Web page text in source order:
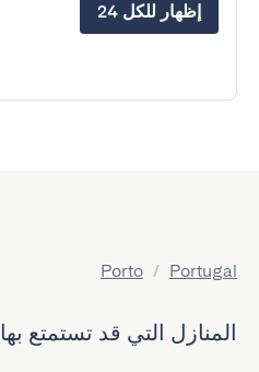
إظهار للكل 24
Portugal
/
Porto
المنازل التي قد تستمتع بها